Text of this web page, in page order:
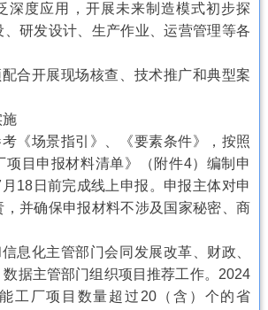
深度应用，开展未来制造模式初步探
研发设计、生产作业、运营管理等各
合开展现场核查、技术推广和典型案
施
《场景指引》、《要素条件》，按照
项目申报材料清单》（附件4）编制申
18日前完成线上申报。申报主体对申
并确保申报材料不涉及国家秘密、商
息化主管部门会同发展改革、财政、
数据主管部门组织项目推荐工作。2024
工厂项目数量超过20（含）个的省